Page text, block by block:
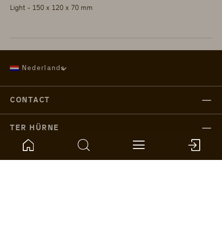
Light - 150 x 120 x 70 mm
Nederlands
CONTACT
TER HÜRNE